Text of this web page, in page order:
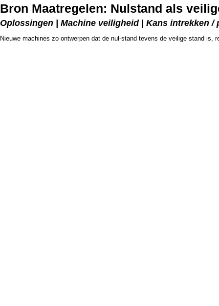
Bron Maatregelen: Nulstand als
Oplossingen | Machine veiligheid | Kans intrekken /
Nieuwe machines zo ontwerpen dat de nul-stand tevens de veilige stand